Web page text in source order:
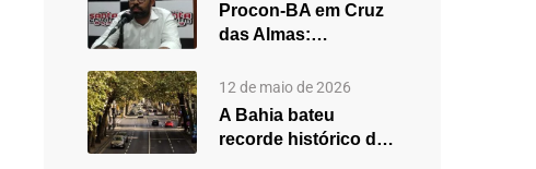
Procon-BA em Cruz
das Almas:
fortalecimento do
atendimento…
12 de maio de 2026
A Bahia bateu
recorde histórico de